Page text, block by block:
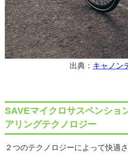
出典： キャノン
SAVEマイクロサスペンショ
アリングテクノロジー
２つのテクノロジーによって快適